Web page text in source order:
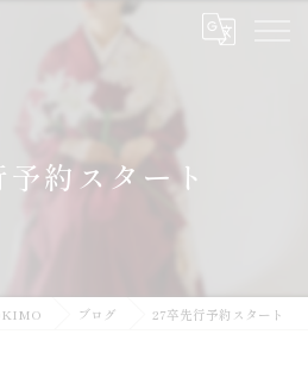
約スタート
ブログ 27卒先行予約スタート